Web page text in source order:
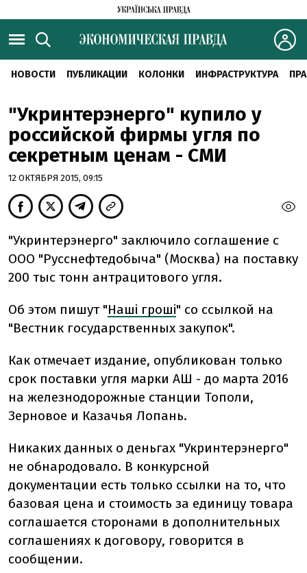
НОВОСТИ ПУБЛИКАЦИИ КОЛОНКИ ИНФРАСТРУКТУРА
"Укринтерэнерго" купило у
российской фирмы угля по
секретным ценам - СМИ
12 ОКТЯБРЯ 2015, 09:15
"Укринтерэнерго" заключило соглашение с
ООО "Русснефтедобыча" (Москва) на поставку
200 тыс тонн антрацитового угля.
Об этом пишут "Наші гроші" со ссылкой на
"Вестник государственных закупок".
Как отмечает издание, опубликован только
срок поставки угля марки АШ - до марта 2016
на железнодорожные станции Тополи,
Зерновое и Казачья Лопань.
Никаких данных о деньгах "Укринтерэнерго"
не обнародовало. В конкурсной
документации есть только ссылки на то, что
базовая цена и стоимость за единицу товара
соглашается сторонами в дополнительных
соглашениях к договору, говорится в
сообщении.